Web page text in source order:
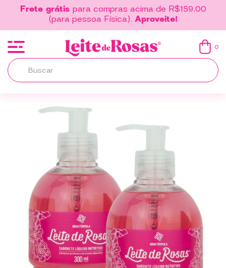
Frete grátispara compras acima de R$159,00
(para pessoa Física).Aproveite!
0